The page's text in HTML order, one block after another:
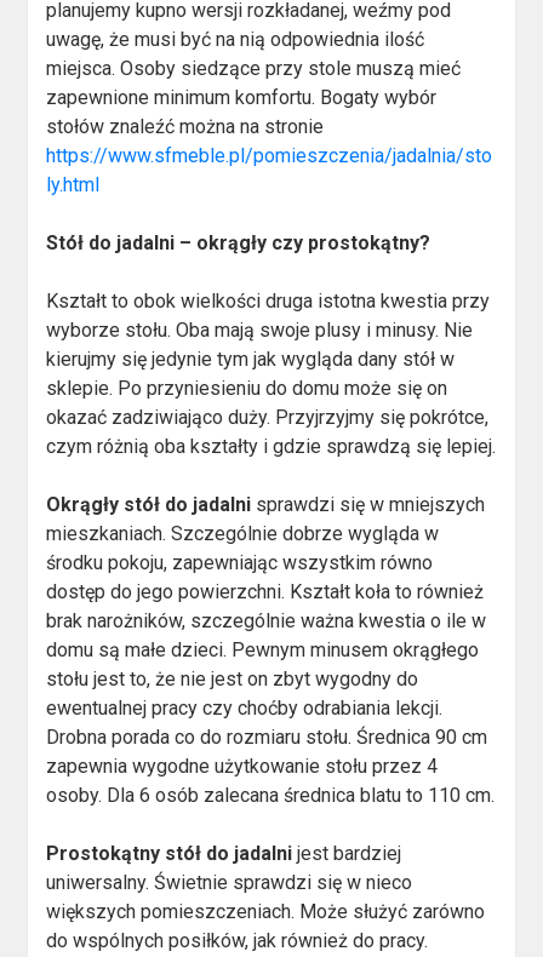
planujemy kupno wersji rozkładanej, weźmy pod
uwagę, że musi być na nią odpowiednia ilość
miejsca. Osoby siedzące przy stole muszą mieć
zapewnione minimum komfortu. Bogaty wybór
stołów znaleźć można na stronie
https://www.sfmeble.pl/pomieszczenia/jadalnia/sto
ly.html
Stół do jadalni – okrągły czy prostokątny?
Kształt to obok wielkości druga istotna kwestia przy
wyborze stołu. Oba mają swoje plusy i minusy. Nie
kierujmy się jedynie tym jak wygląda dany stół w
sklepie. Po przyniesieniu do domu może się on
okazać zadziwiająco duży. Przyjrzyjmy się pokrótce,
czym różnią oba kształty i gdzie sprawdzą się lepiej.
Okrągły stół do jadalni sprawdzi się w mniejszych
mieszkaniach. Szczególnie dobrze wygląda w
środku pokoju, zapewniając wszystkim równo
dostęp do jego powierzchni. Kształt koła to również
brak narożników, szczególnie ważna kwestia o ile w
domu są małe dzieci. Pewnym minusem okrągłego
stołu jest to, że nie jest on zbyt wygodny do
ewentualnej pracy czy choćby odrabiania lekcji.
Drobna porada co do rozmiaru stołu. Średnica 90 cm
zapewnia wygodne użytkowanie stołu przez 4
osoby. Dla 6 osób zalecana średnica blatu to 110 cm.
Prostokątny stół do jadalni jest bardziej
uniwersalny. Świetnie sprawdzi się w nieco
większych pomieszczeniach. Może służyć zarówno
do wspólnych posiłków, jak również do pracy.